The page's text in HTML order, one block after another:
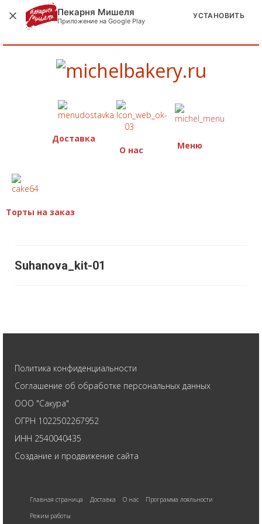
Доставка
О нас
Меню
Торты на заказ
Suhanova_kit-01
Политика конфиденциальности
Соглашение об обработке персональных данных
ООО "Сакура"
ОГРН 1022502267952
ИНН 2540040435
Создание и продвижение сайта
Главная страница Доставка О нас
Программа лояльности
Режим работы
Пекарня Мишеля
Приложение на Google Play
УСТАНОВИТЬ